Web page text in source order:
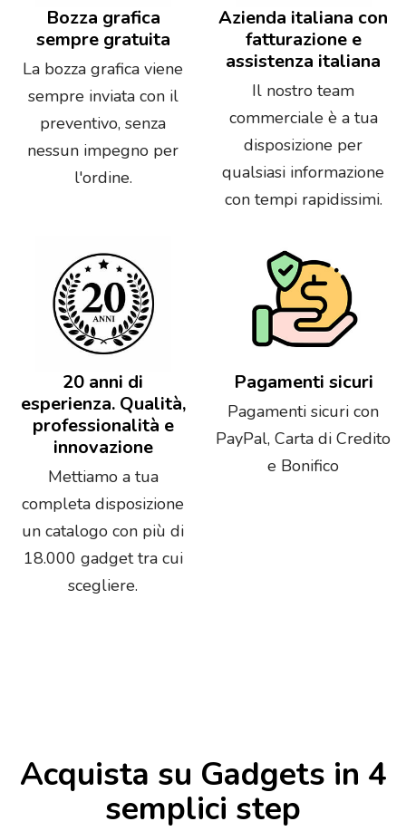
Bozza grafica
sempre gratuita
La bozza grafica viene
sempre inviata con il
preventivo, senza
nessun impegno per
l'ordine.
Azienda italiana con
fatturazione e
assistenza italiana
Il nostro team
commerciale è a tua
disposizione per
qualsiasi informazione
con tempi rapidissimi.
20 anni di
esperienza. Qualità,
professionalità e
innovazione
Mettiamo a tua
completa disposizione
un catalogo con più di
18.000 gadget tra cui
scegliere.
Pagamenti sicuri
Pagamenti sicuri con
PayPal, Carta di Credito
e Bonifico
Acquista su Gadgets in 4
semplici step